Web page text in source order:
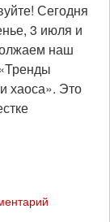
Сегодня
3 июля и
наш
хаоса». Это